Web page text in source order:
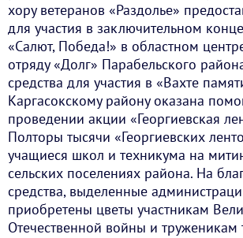
хору ветеранов «Раздолье»
для участия в заключительном
«Салют, Победа!» в областном
отряду «Долг» Парабельского
средства для участия в «Вахте
Каргасокскому району оказана
проведении акции «Георгиевская
Полторы тысячи «Георгиевских
учащиеся школ и техникума на
сельских поселениях района. На
средства, выделенные
приобретены цветы участникам
Отечественной войны и труженикам